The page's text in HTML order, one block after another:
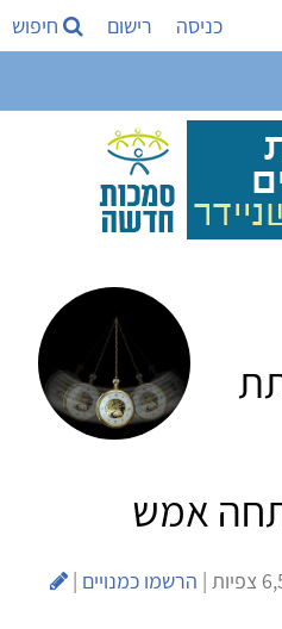
כניסה רישום חיפוש
אמש
הרשמו כמנויים |